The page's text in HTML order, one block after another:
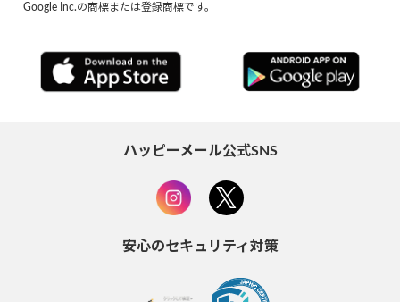
Google Inc.の商標または登録商標です。
ハッピーメール公式SNS
安心のセキュリティ対策